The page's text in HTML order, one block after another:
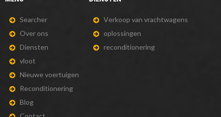
Searcher
Over ons
Diensten
vloot
Nieuwe voertuigen
Reconditionering
Blog
Verkoop van vrachtwagens
oplossingen
reconditionering